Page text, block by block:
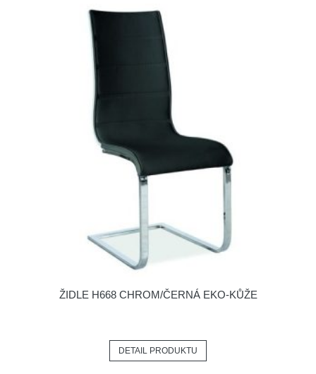
ŽIDLE H668 CHROM/ČERNÁ EKO-KŮŽE
DETAIL PRODUKTU